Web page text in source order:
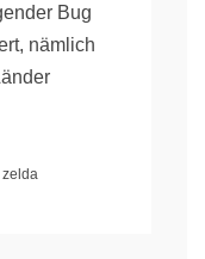
Bug
nämlich
zelda